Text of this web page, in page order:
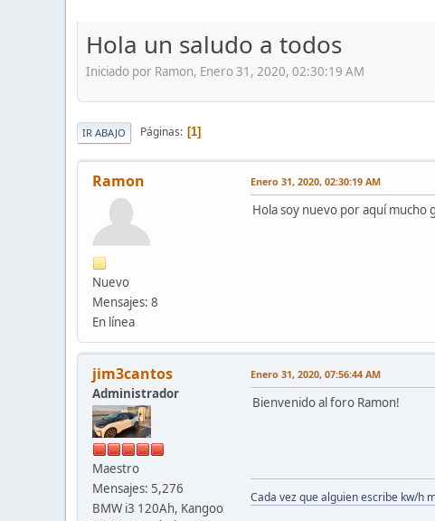
Hola un saludo a todos
Iniciado por Ramon, Enero 31, 2020, 02:30:19 AM
IR ABAJO Páginas 1
Ramon
Nuevo
Mensajes: 8
En línea
Enero 31, 2020, 02:30:19 AM
Hola soy nuevo por aquí mucho
jim3cantos
Administrador
Maestro
Mensajes: 5,276
BMW i3 120Ah, Kangoo
Enero 31, 2020, 07:56:44 AM
Bienvenido al foro Ramon!
Cada vez que alguien escribe kw/h